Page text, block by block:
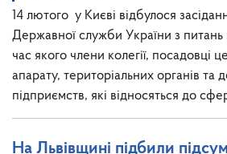
14 лютого у Києві відбулося
Державної служби України з питань
час якого члени колегії, посадовці
апарату, територіальних органів та
підприємств, які відносяться до
На Львівщині підбили